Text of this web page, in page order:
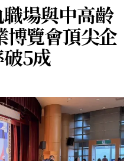
場與中高齡
博覽會頂尖企
5成